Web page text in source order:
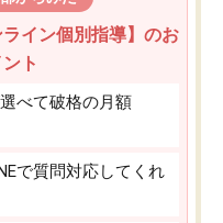
イン個別指導】のお
ト
べて破格の月額
で質問対応してくれ